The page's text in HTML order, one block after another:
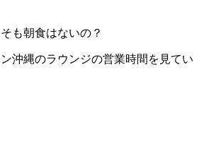
も朝食はないの？
沖縄のラウンジの営業時間を見てい